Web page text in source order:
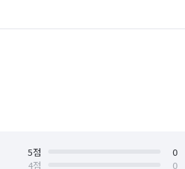
5점
0
4점
0